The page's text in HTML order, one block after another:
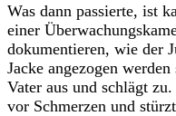
Was dann passierte, ist
einer
dokumentieren, wie der
Jacke angezogen
Vater aus und schlägt
vor Schmerzen und